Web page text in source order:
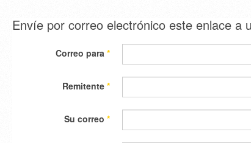
Envíe por correo electrónico este enlace a
Correo para *
Remitente *
Su correo *